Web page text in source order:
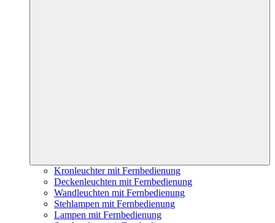
Kronleuchter mit Fernbedienung
Deckenleuchten mit Fernbedienung
Wandleuchten mit Fernbedienung
Stehlampen mit Fernbedienung
Lampen mit Fernbedienung